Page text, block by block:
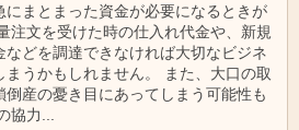
にまとまった資金が必要になるときが
注文を受けた時の仕入れ代金や、新規
どを調達できなければ大切なビジネ
まうかもしれません。 また、大口の取
倒産の憂き目にあってしまう可能性も
協力...